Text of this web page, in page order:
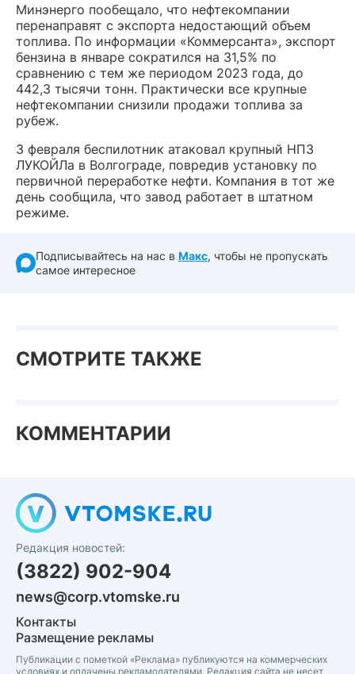
Минэнерго пообещало, что нефтекомпании
перенаправят с экспорта недостающий объем
топлива. По информации «Коммерсанта», экспорт
бензина в январе сократился на 31,5% по
сравнению с тем же периодом 2023 года, до
442,3 тысячи тонн. Практически все крупные
нефтекомпании снизили продажи топлива за
рубеж.
3 февраля беспилотник атаковал крупный НПЗ
ЛУКОЙЛа в Волгограде, повредив установку по
первичной переработке нефти. Компания в тот же
день сообщила, что завод работает в штатном
режиме.
Подписывайтесь на нас в Макс, чтобы не пропускать
самое интересное
СМОТРИТЕ ТАКЖЕ
КОММЕНТАРИИ
Редакция новостей:
(3822) 902-904
news@corp.vtomske.ru
Контакты
Размещение рекламы
Публикации с пометкой «Реклама» публикуются на коммерческих
условиях и оплачены рекламодателями. Редакция сайта не несет